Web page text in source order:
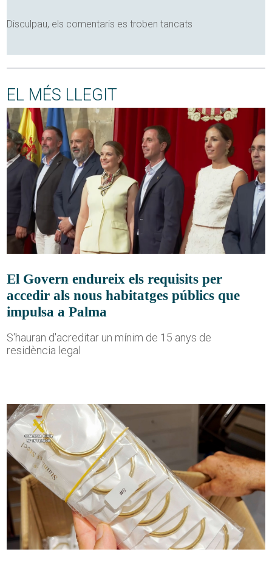
Disculpau, els comentaris es troben tancats
EL MÉS LLEGIT
El Govern endureix els requisits per
accedir als nous habitatges públics que
impulsa a Palma
S'hauran d'acreditar un mínim de 15 anys de
residència legal